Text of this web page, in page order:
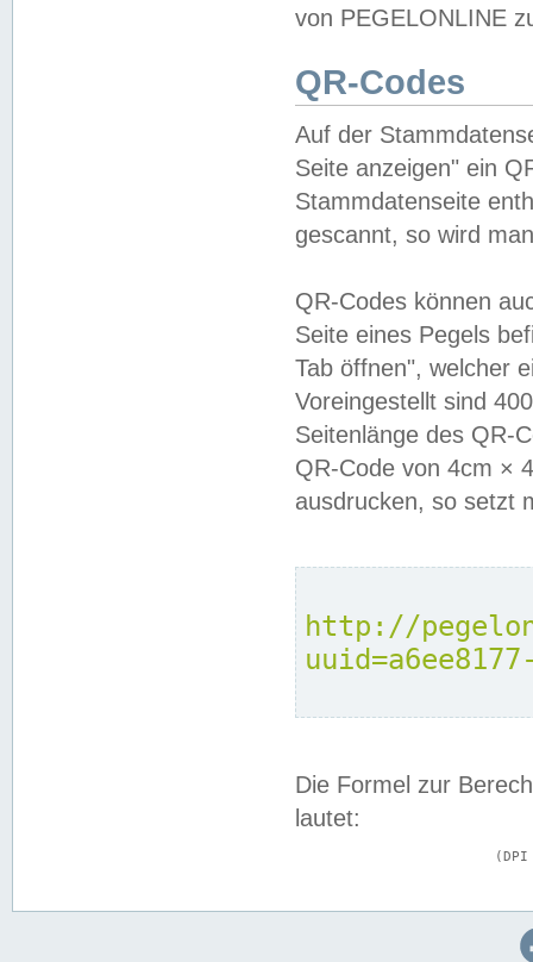
von PEGELONLINE
QR-Codes
Auf der
Seite anzeigen" ein
Stammdatenseite
gescannt, so wird
QR-Codes können
Seite eines Pegels
Tab öffnen", welcher
Voreingestellt sind
Seitenlänge des QR-
QR-Code von 4cm ×
ausdrucken, so setzt
http://
Die Formel zur
lautet: